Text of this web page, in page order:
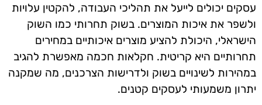
עסקים יכולים לייעל את תהליכי העבודה, להקטין עלויות
ולשפר את איכות המוצרים. בשוק תחרותי כמו השוק
הישראלי, היכולת להציע מוצרים איכותיים במחירים
תחרותיים היא קריטית. חקלאות חכמה מאפשרת להגיב
במהירות לשינויים בשוק ולדרישות הצרכנים, מה שמקנה
יתרון משמעותי לעסקים קטנים.